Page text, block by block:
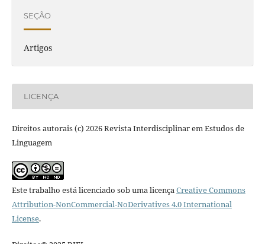
SEÇÃO
Artigos
LICENÇA
Direitos autorais (c) 2026 Revista Interdisciplinar em Estudos de
Linguagem
Este trabalho está licenciado sob uma licençaCreative Commons
Attribution-NonCommercial-NoDerivatives 4.0 International
License.